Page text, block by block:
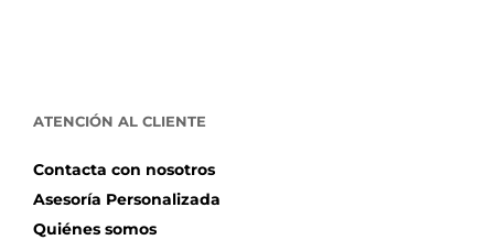
ATENCIÓN AL CLIENTE
Contacta con nosotros
Asesoría Personalizada
Quiénes somos